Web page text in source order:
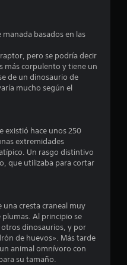
c
o
e
r
e
l
a
s
basados en las
pero se podría decir
más corpulento y tiene un
de un dinosaurio de
mucho según el
existió hace unos 250
extremidades
Un rasgo distintivo
que utilizaba para cortar
cresta craneal muy
Al principio se
dinosaurios, y por
de huevos». Más tarde
animal omnívoro con
su tamaño.